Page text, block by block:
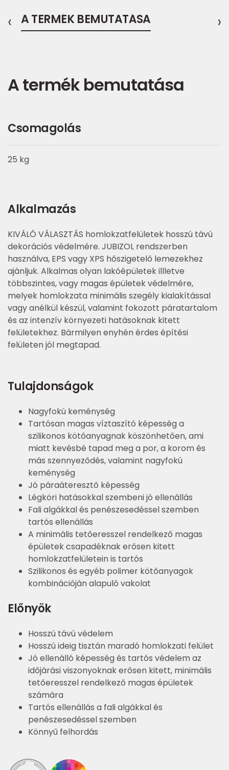
A TERMÉK BEMUTATÁSA
‹ ›
A termék bemutatása
Csomagolás
25 kg
Alkalmazás
KIVÁLÓ VÁLASZTÁS homlokzatfelületek hosszú távú
dekorációs védelmére. JUBIZOL rendszerben
használva, EPS vagy XPS hőszigetelő lemezekhez
ajánljuk. Alkalmas olyan lakóépületek illletve
többszintes, vagy magas épületek védelmére,
melyek homlokzata minimális szegély kialakítással
vagy anélkül készül, valamint fokozott páratartalom
és az intenzív környezeti hatásoknak kitett
felületekhez. Bármilyen enyhén érdes építési
felületen jól megtapad.
Tulajdonságok
Nagyfokú keménység
Tartósan magas víztaszító képesség a
szilikonos kötőanyagnak köszönhetően, ami
miatt kevésbé tapad meg a por, a korom és
más szennyeződés, valamint nagyfokú
keménység
Jó páraáteresztő képesség
Légköri hatásokkal szembeni jó ellenállás
Fali algákkal és penészesedéssel szemben
tartós ellenállás
A minimális tetőeresszel rendelkező magas
épületek csapadéknak erősen kitett
homlokzatfelületein is tartós
Szilikonos és egyéb polimer kötőanyagok
kombinációján alapuló vakolat
Előnyök
Hosszú távú védelem
Hosszú ideig tisztán maradó homlokzati felület
Jó ellenálló képesség és tartós védelem az
időjárási viszonyoknak erősen kitett, minimális
tetőeresszel rendelkező magas épületek
számára
Tartós ellenállás a fali algákkal és
penészesedéssel szemben
Könnyű felhordás